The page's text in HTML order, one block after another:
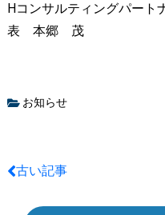
Hコンサルティングパー
表 本郷 茂
お知らせ
古い記事